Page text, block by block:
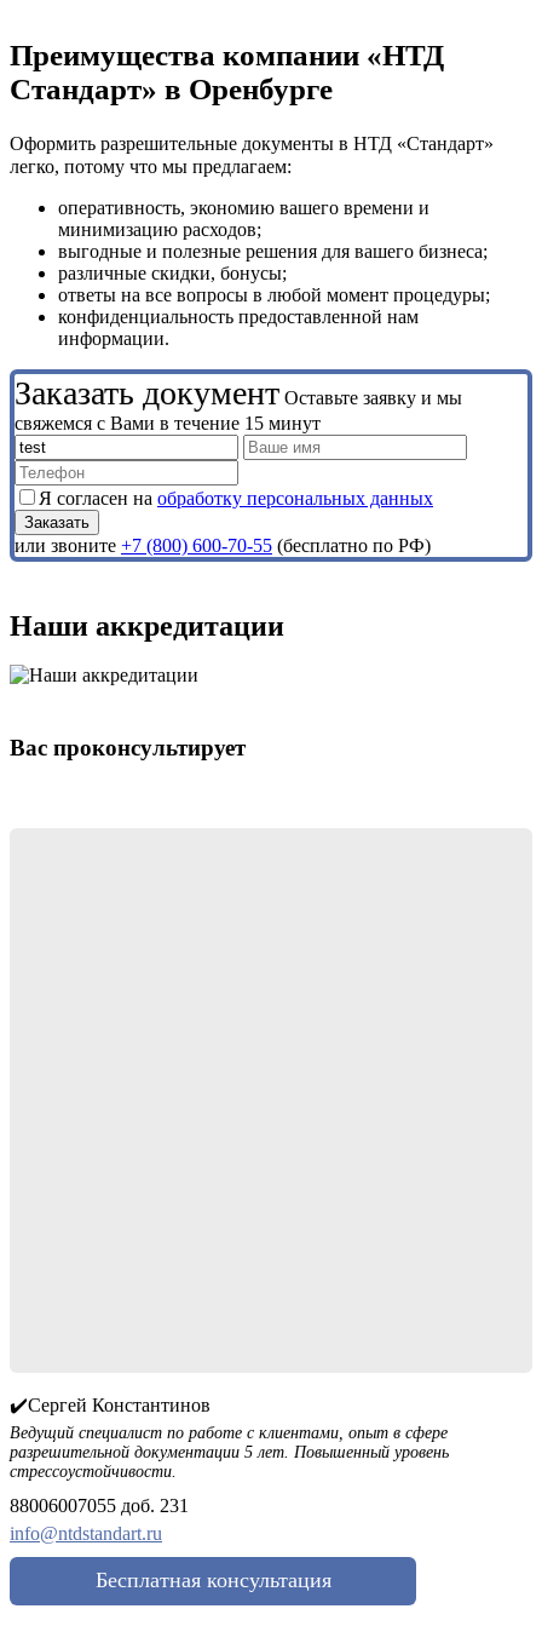
Преимущества компании «НТД
Стандарт» в Оренбурге
Оформить разрешительные документы в НТД «Стандарт»
легко, потому что мы предлагаем:
оперативность, экономию вашего времени и
минимизацию расходов;
выгодные и полезные решения для вашего бизнеса;
различные скидки, бонусы;
ответы на все вопросы в любой момент процедуры;
конфиденциальность предоставленной нам
информации.
Заказать документ Оставьте заявку и мы
свяжемся с Вами в течение 15 минут
Я согласен на обработку персональных данных
или звоните +7 (800) 600-70-55 (бесплатно по РФ)
Наши аккредитации
Вас проконсультирует
✔️Сергей Константинов
Ведущий специалист по работе с клиентами, опыт в сфере
разрешительной документации 5 лет. Повышенный уровень
стрессоустойчивости.
88006007055 доб. 231
info@ntdstandart.ru
Бесплатная консультация